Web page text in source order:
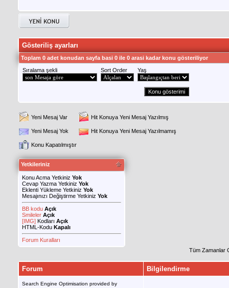
Gösteriliş ayarları
Toplam 0 adet konudan sayfa basi 0 ile 0 arasi kadar konu gösteriliyor
Sıralama şekli
Sort Order Yaş
Yeni Mesaj Var Hit Konuya Yeni Mesaj Yazılmış
Yeni Mesaj Yok Hit Konuya Yeni Mesaj Yazılmamış
Konu Kapatılmıştır
Yetkileriniz
Konu Acma Yetkiniz Yok
Cevap Yazma Yetkiniz Yok
Eklenti Yükleme Yetkiniz Yok
Mesajınızı Değiştirme Yetkiniz Yok
BB kodu Açık
Smileler Açık
[IMG] Kodları Açık
HTML-Kodu Kapalı
Forum Kuralları
Tüm Zamanlar
Forum Bilgilendirme
Search Engine Optimisation provided by